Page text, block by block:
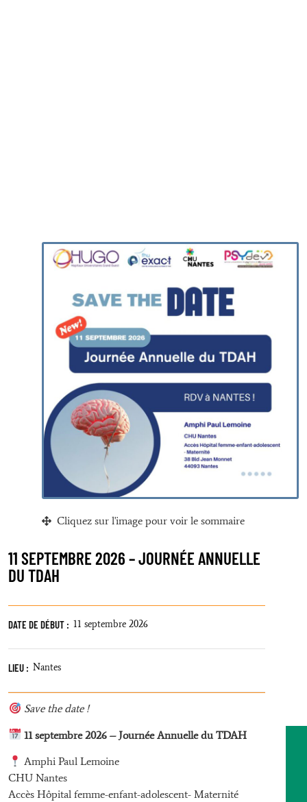
Cliquez sur l'image pour voir le sommaire
11 SEPTEMBRE 2026 – JOURNÉE ANNUELLE
DU TDAH
DATE DE DÉBUT : 11 septembre 2026
LIEU : Nantes
Save the date !
11 septembre 2026 – Journée Annuelle du TDAH
Amphi Paul Lemoine
CHU Nantes
Accès Hôpital femme-enfant-adolescent- Maternité